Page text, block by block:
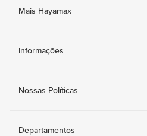
Mais Hayamax
Informações
Nossas Políticas
Departamentos